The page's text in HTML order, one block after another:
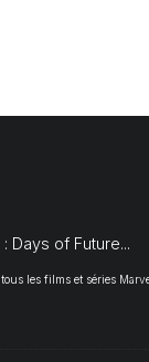
Days of Future...
les films et séries